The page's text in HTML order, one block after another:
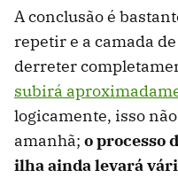
A conclusão é
repetir e a camada
derreter
subirá
logicamente, isso
amanhã; o processo
ilha ainda levará